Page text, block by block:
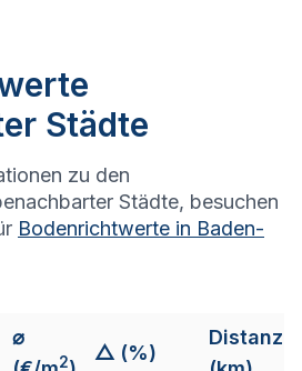
Städte
zu den
Städte, besuchen
Bodenrichtwerte in Baden-
⌀
2 △ (%)
Distanz